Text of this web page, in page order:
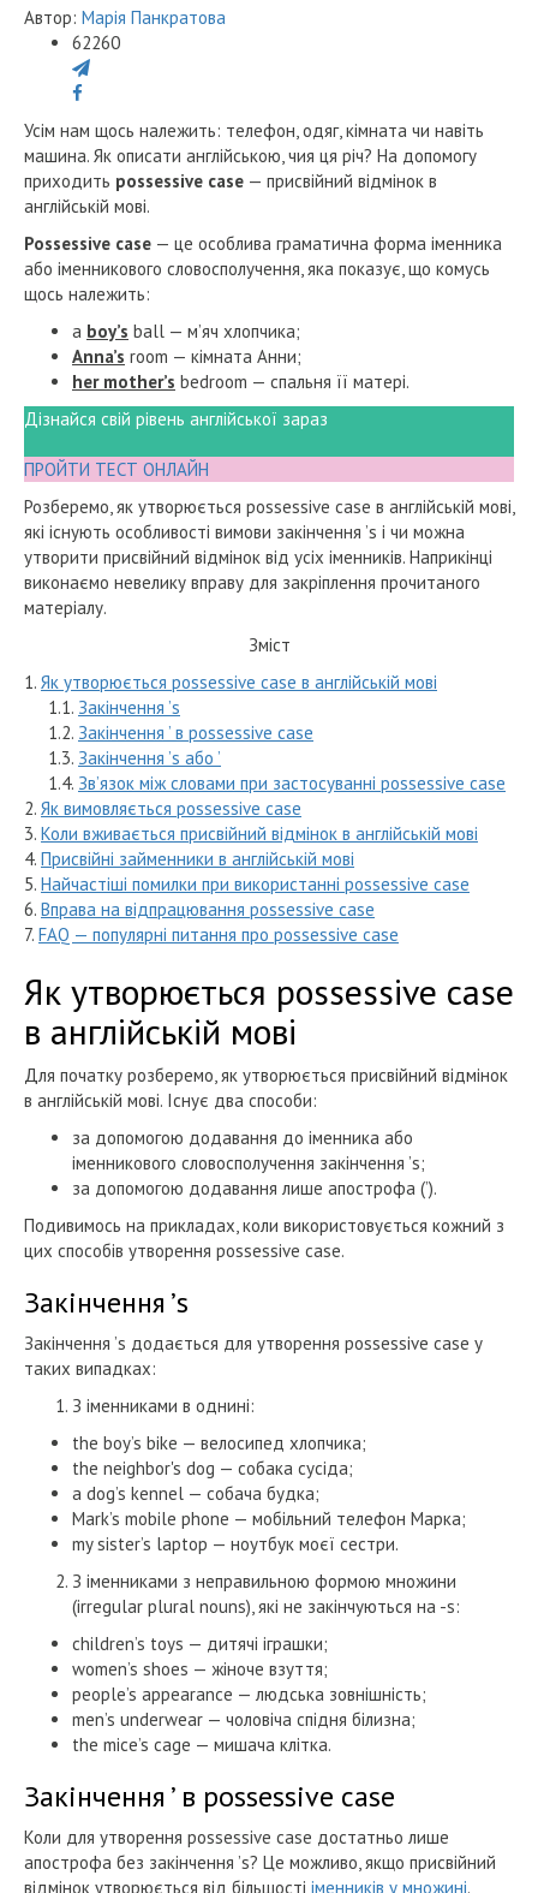
Автор: Марія Панкратова
62260
Усім нам щось належить: телефон, одяг, кімната чи навіть
машина. Як описати англійською, чия ця річ? На допомогу
приходить possessive case — присвійний відмінок в
англійській мові.
Possessive case — це особлива граматична форма іменника
або іменникового словосполучення, яка показує, що комусь
щось належить:
a boy’s ball — м’яч хлопчика;
Anna’s room — кімната Анни;
her mother’s bedroom — спальня її матері.
Дізнайся свій рівень англійської зараз
ПРОЙТИ ТЕСТ ОНЛАЙН
Розберемо, як утворюється possessive case в англійській мові,
які існують особливості вимови закінчення ’s і чи можна
утворити присвійний відмінок від усіх іменників. Наприкінці
виконаємо невелику вправу для закріплення прочитаного
матеріалу.
Зміст
1. Як утворюється possessive case в англійській мові
1.1. Закінчення ’s
1.2. Закінчення ’ в possessive case
1.3. Закінчення ’s або ’
1.4. Зв’язок між словами при застосуванні possessive case
2. Як вимовляється possessive case
3. Коли вживається присвійний відмінок в англійській мові
4. Присвійні займенники в англійській мові
5. Найчастіші помилки при використанні possessive case
6. Вправа на відпрацювання possessive case
7. FAQ — популярні питання про possessive case
Як утворюється possessive case
в англійській мові
Для початку розберемо, як утворюється присвійний відмінок
в англійській мові. Існує два способи:
за допомогою додавання до іменника або
іменникового словосполучення закінчення ’s;
за допомогою додавання лише апострофа (’).
Подивимось на прикладах, коли використовується кожний з
цих способів утворення possessive case.
Закінчення ’s
Закінчення ’s додається для утворення possessive case у
таких випадках:
З іменниками в однині:
the boy’s bike — велосипед хлопчика;
the neighbor's dog — собака сусіда;
a dog’s kennel — собача будка;
Mark’s mobile phone — мобільний телефон Марка;
my sister’s laptop — ноутбук моєї сестри.
З іменниками з неправильною формою множини
(irregular plural nouns), які не закінчуються на -s:
children’s toys — дитячі іграшки;
women’s shoes — жіноче взуття;
people’s appearance — людська зовнішність;
men’s underwear — чоловіча спідня білизна;
the mice’s cage — мишача клітка.
Закінчення ’ в possessive case
Коли для утворення possessive case достатньо лише
апострофа без закінчення ’s? Це можливо, якщо присвійний
відмінок утворюється від більшості іменників у множині.